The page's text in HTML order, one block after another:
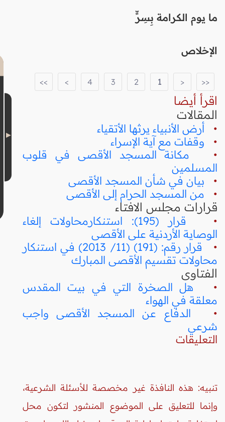
ما يوم الكرامة بِسِرٍّ
الإخلاص
<<
<
1
2
3
4
>
>>
اقرأ أيضا
المقالات
• أرض الأنبياء يرثها الأتقياء
• وقفات مع آية الإسراء
• مكانة المسجد الأقصى في قلوب
المسلمين
• بيان في شأن المسجد الأقصى
• من المسجد الحرام إلى الأقصى
قرارات مجلس الافتاء
•
قرار (195): استنكارمحاولات إلغاء
الوصاية الأردنية على الأقصى
•
قرار رقم: (191) (11/ 2013) في استنكار
محاولات تقسيم الأقصى المبارك
الفتاوى
• هل الصخرة التي في بيت المقدس
معلقة في الهواء
• الدفاع عن المسجد الأقصى واجب
شرعي
التعليقات
تنبيه: هذه النافذة غير مخصصة للأسئلة الشرعية،
وإنما للتعليق على الموضوع المنشور لتكون محل